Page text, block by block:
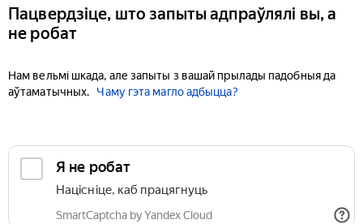
Пацвердзіце, што запыты адпраўлялі вы, а
не робат
Нам вельмі шкада, але запыты з вашай прылады падобныя да
аўтаматычных.
Чаму гэта магло адбыцца?
Я не робат
Націсніце, каб працягнуць
SmartCaptcha by Yandex Cloud